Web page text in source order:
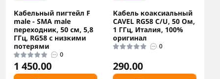
Кабельный пигтейл F
male - SMA male
переходник, 50 см, 5,8
ГГц, RG58 с низкими
потерями
0
1 450.00
Кабель коаксиальный
CAVEL RG58 C/U, 50 Ом,
1 ГГц, Италия, 100%
оригинал
0
290.00